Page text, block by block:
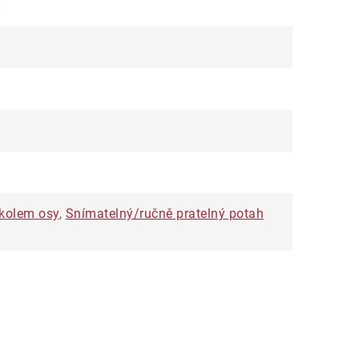
osy, Snímatelný/ručně pratelný potah